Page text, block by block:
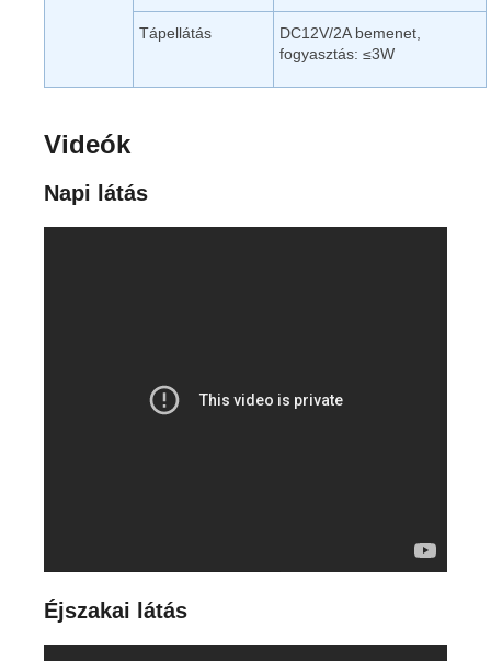
Tápellátás
DC12V/2A bemenet,
fogyasztás: ≤3W
Videók
Napi látás
Éjszakai látás